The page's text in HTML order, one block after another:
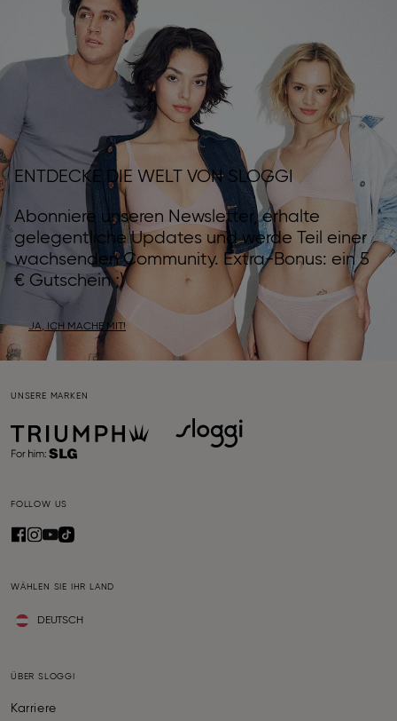
ENTDECKE DIE WELT VON SLOGGI
Abonniere unseren Newsletter, erhalte
gelegentliche Updates und werde Teil einer
wachsenden Community. Extra-Bonus: ein 5
€ Gutschein ;)
JA, ICH MACHE MIT!
UNSERE MARKEN
FOLLOW US
WÄHLEN SIE IHR LAND
DEUTSCH
ÜBER SLOGGI
Karriere